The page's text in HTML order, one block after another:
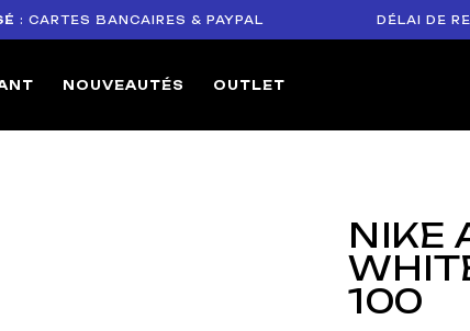
BANCAIRES & PAYPAL DÉLAI DE RETOUR
NOUVEAUTÉS OUTLET
NIKE
100